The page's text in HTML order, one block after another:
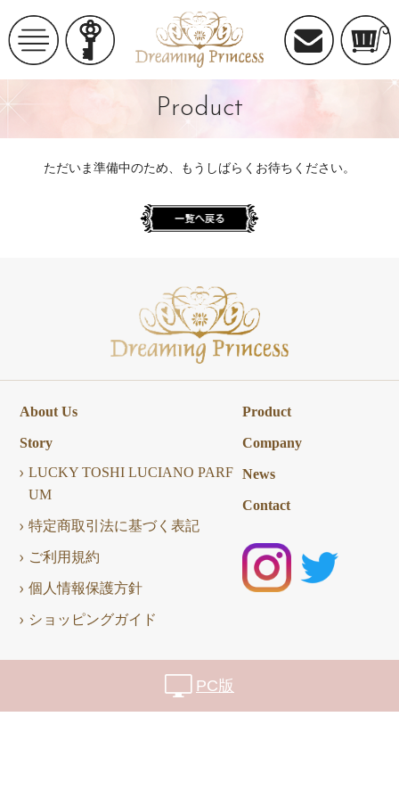
Product
ただいま準備中のため、もうしばらくお待ちください。
About Us
Story
LUCKY TOSHI LUCIANO PARF
UM
特定商取引法に基づく表記
ご利用規約
個人情報保護方針
ショッピングガイド
Product
Company
News
Contact
PC版